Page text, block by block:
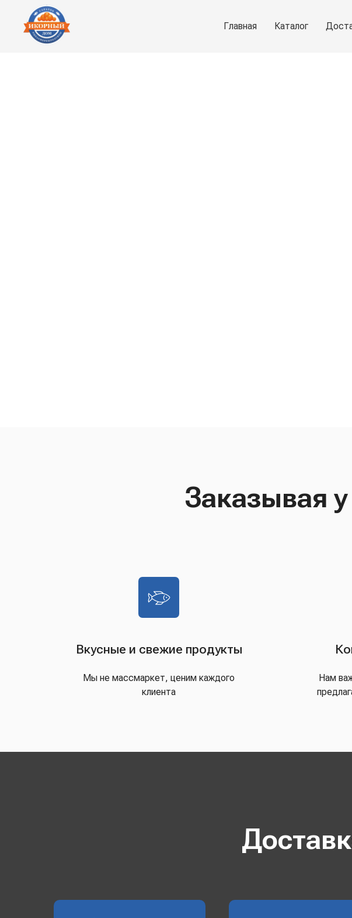
Главная Каталог
Заказывая
Вкусные и свежие продукты
Мы не массмаркет, ценим каждого
клиента
Нам